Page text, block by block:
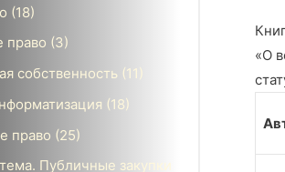
(18)
право (3)
собственность (11)
(18)
право (25)
Публичные закупки
«О